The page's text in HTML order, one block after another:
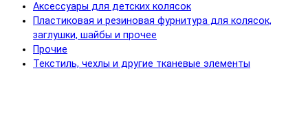
Аксессуары для детских колясок
Пластиковая и резиновая фурнитура для колясок,
заглушки, шайбы и прочее
Прочие
Текстиль, чехлы и другие тканевые элементы